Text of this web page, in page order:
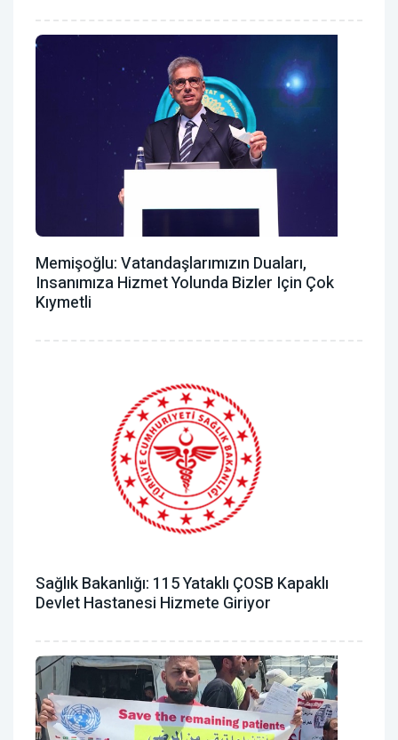
Memişoğlu: Vatandaşlarımızın Duaları,
Insanımıza Hizmet Yolunda Bizler Için Çok
Kıymetli
Sağlık Bakanlığı: 115 Yataklı ÇOSB Kapaklı
Devlet Hastanesi Hizmete Giriyor